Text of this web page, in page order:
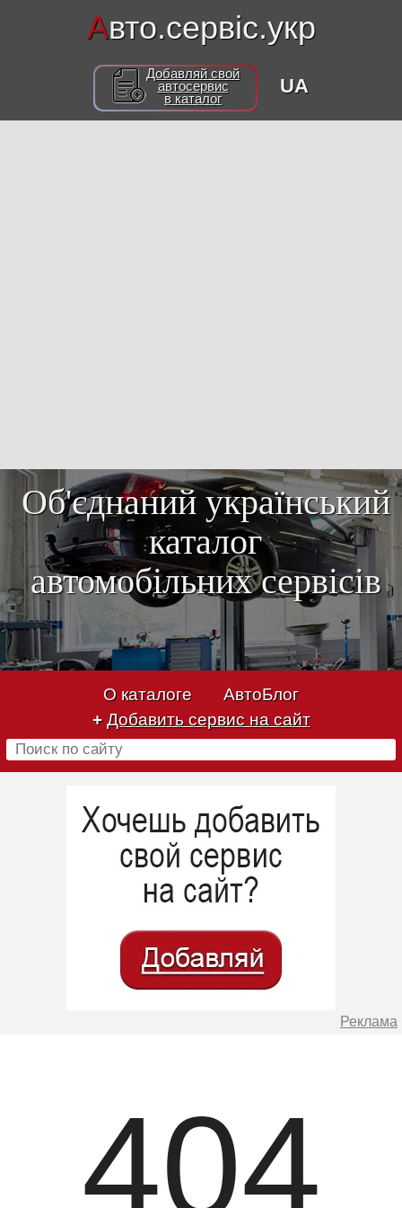
Авто.сервіс.укр
Добавляй свой
автосервис
в каталог
UA
Об'єднаний український
каталог
автомобільних сервісів
О каталоге
АвтоБлог
+ Добавить сервис на сайт
Реклама
404